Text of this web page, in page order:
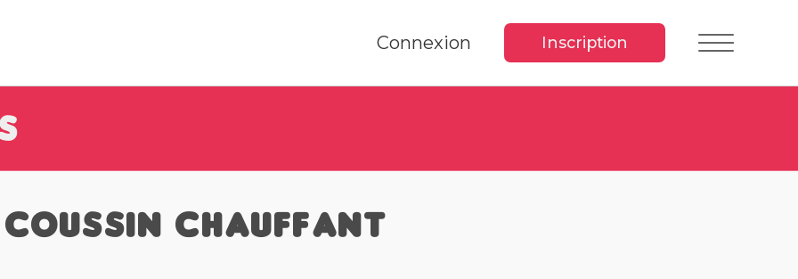
Connexion Inscription
Coussin Chauffant